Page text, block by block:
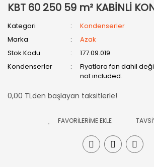
KBT 60 250 59 m² KABİNLİ
Kategori
Kondenserler
Marka
Azak
Stok Kodu
177.09.019
Kondenserler
Fiyatlara fan dahil
not included.
0,00 TLden başlayan taksitlerle!